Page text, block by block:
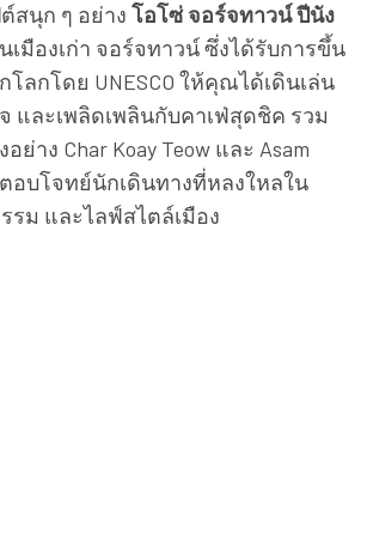
สนุก ๆ อย่าง โอโซ่ จอร์จทาวน์ ปีนัง
เมืองเก่า จอร์จทาวน์ ซึ่งได้รับการขึ้น
โลกโดย UNESCO ให้คุณได้เดินเล่น
และเพลิดเพลินกับคาเฟ่สุดชิค รวม
าง Char Koay Teow และ Asam
อบโจทย์นักเดินทางที่หลงใหลใน
รม และไลฟ์สไตล์เมือง